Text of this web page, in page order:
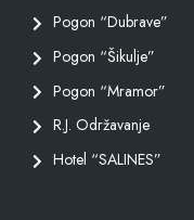
Pogon “Dubrave”
Pogon “Šikulje”
Pogon “Mramor”
R.J. Održavanje
Hotel “SALINES”